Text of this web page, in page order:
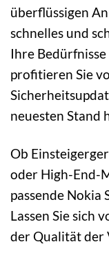
überflüssigen
schnelles und
Ihre
profitieren Sie
neuesten Stand
Ob
oder High-End-
passende Nokia
Lassen Sie sich
der Qualität der